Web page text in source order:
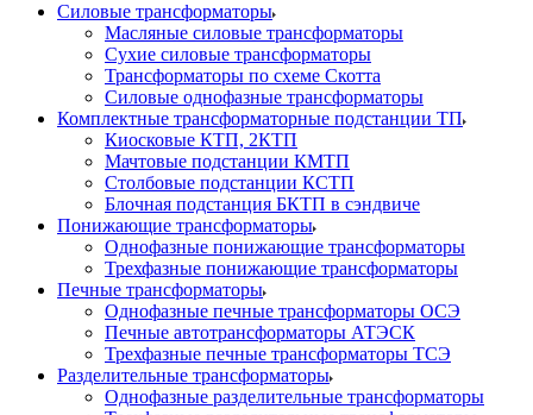
Силовые трансформаторы
Масляные силовые трансформаторы
Сухие силовые трансформаторы
Трансформаторы по схеме Скотта
Силовые однофазные трансформаторы
Комплектные трансформаторные подстанции ТП
Киосковые КТП, 2КТП
Мачтовые подстанции КМТП
Столбовые подстанции КСТП
Блочная подстанция БКТП в сэндвиче
Понижающие трансформаторы
Однофазные понижающие трансформаторы
Трехфазные понижающие трансформаторы
Печные трансформаторы
Однофазные печные трансформаторы ОСЭ
Печные автотрансформаторы АТЭСК
Трехфазные печные трансформаторы ТСЭ
Разделительные трансформаторы
Однофазные разделительные трансформаторы